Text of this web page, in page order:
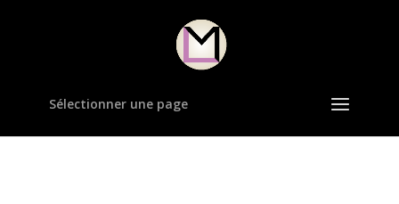
Sélectionner une page